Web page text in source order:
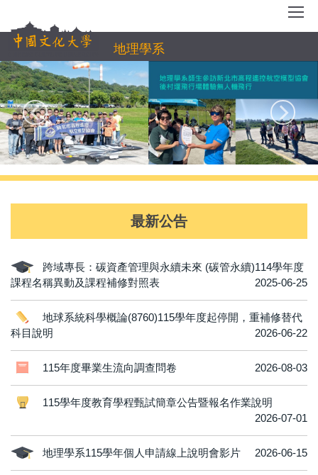
到
主
要
內
容
區
地理學系
最新公告
跨域專長：碳資產管理與永續未來 (碳管永續)114學年度
課程名稱異動及課程補修對照表
2025-06-25
地球系統科學概論(8760)115學年度起停開，重補修替代
科目說明
2026-06-22
115年度畢業生流向調查問卷 2026-08-03
115學年度教育學程甄試簡章公告暨報名作業說明
2026-07-01
地理學系115學年個人申請線上說明會影片 2026-06-15